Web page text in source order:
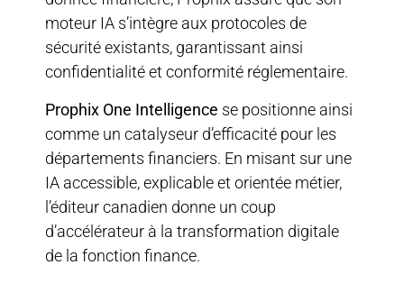
moteur IA s’intègre aux protocoles de
sécurité existants, garantissant ainsi
confidentialité et conformité réglementaire.
Prophix One Intelligence se positionne ainsi
comme un catalyseur d’efficacité pour les
départements financiers. En misant sur une
IA accessible, explicable et orientée métier,
l’éditeur canadien donne un coup
d’accélérateur à la transformation digitale
de la fonction finance.